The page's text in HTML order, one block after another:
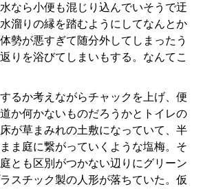
なら小便も混じり込んでいそうで迂
溜りの縁を踏むようにしてなんとか
勢が悪すぎて随分外してしまったう
りを浴びてしまいもする。なんてこ
るか考えながらチャックを上げ、便
か何かないものだろうかとトイレの
が草まみれの土敷になっていて、半
ま庭に繋がっていくような塩梅。そ
とも区別がつかない辺りにグリーン
スチック製の人形が落ちていた。仮